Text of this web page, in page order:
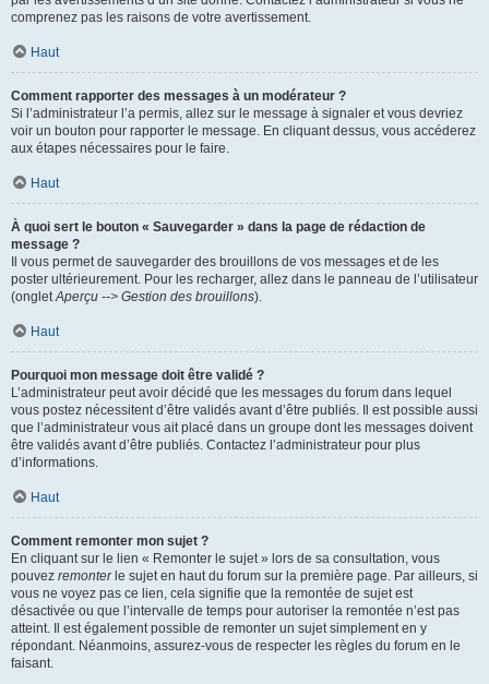
comprenez pas les raisons de votre avertissement.
Haut
Comment rapporter des messages à un modérateur ?
Si l’administrateur l’a permis, allez sur le message à signaler et vous devriez
voir un bouton pour rapporter le message. En cliquant dessus, vous accéderez
aux étapes nécessaires pour le faire.
Haut
À quoi sert le bouton « Sauvegarder » dans la page de rédaction de
message ?
Il vous permet de sauvegarder des brouillons de vos messages et de les
poster ultérieurement. Pour les recharger, allez dans le panneau de l’utilisateur
(ongletAperçu --> Gestion des brouillons).
Haut
Pourquoi mon message doit être validé ?
L’administrateur peut avoir décidé que les messages du forum dans lequel
vous postez nécessitent d’être validés avant d’être publiés. Il est possible aussi
que l’administrateur vous ait placé dans un groupe dont les messages doivent
être validés avant d’être publiés. Contactez l’administrateur pour plus
d’informations.
Haut
Comment remonter mon sujet ?
En cliquant sur le lien « Remonter le sujet » lors de sa consultation, vous
pouvez remonterle sujet en haut du forum sur la première page. Par ailleurs, si
vous ne voyez pas ce lien, cela signifie que la remontée de sujet est
désactivée ou que l’intervalle de temps pour autoriser la remontée n’est pas
atteint. Il est également possible de remonter un sujet simplement en y
répondant. Néanmoins, assurez-vous de respecter les règles du forum en le
faisant.